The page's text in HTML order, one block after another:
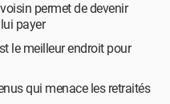
permet de devenir
payer
le meilleur endroit pour
qui menace les retraités